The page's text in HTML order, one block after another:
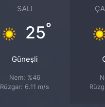
SALI
25°
Güneşli
Nem: %46
Rüzgar: 6.11 m/s